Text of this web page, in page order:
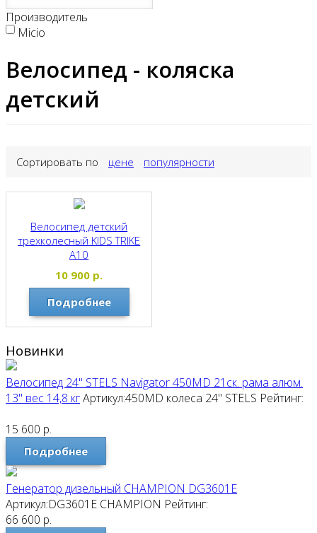
Производитель
Micio
Велосипед - коляска
детский
Сортировать по цене популярности
Велосипед детский
трехколесный KIDS TRIKE
А10
10 900 р.
Подробнее
Новинки
Велосипед 24" STELS Navigator 450MD 21ск. рама алюм.
13" вес 14,8 кгАртикул:450MD колеса 24" STELS Рейтинг:
15 600 р.
Подробнее
Генератор дизельный CHAMPION DG3601E
Артикул:DG3601E CHAMPION Рейтинг:
66 600 р.